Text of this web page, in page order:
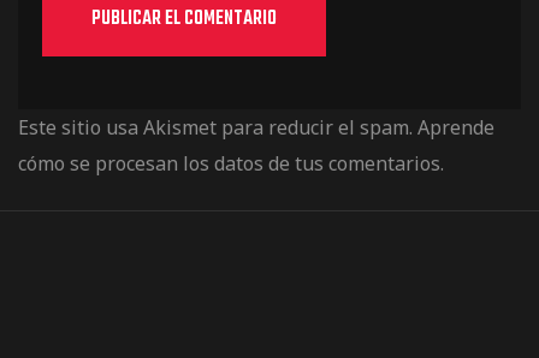
Este sitio usa Akismet para reducir el spam. Aprende
cómo se procesan los datos de tus comentarios.